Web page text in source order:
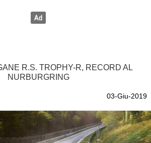
R.S. TROPHY-R, RECORD AL
NURBURGRING
03-Giu-2019